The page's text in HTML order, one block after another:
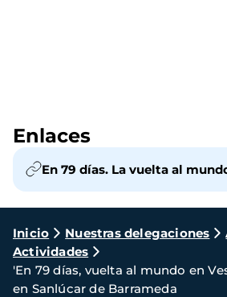
Enlaces
En 79 días. La vuelta al
Ruta
de
navegación
Inicio Nuestras delegaciones
Actividades
'En 79 días, vuelta al mundo en
en Sanlúcar de Barrameda